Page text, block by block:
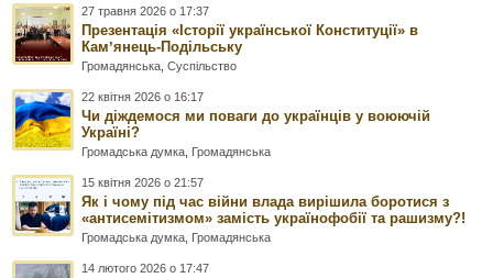
27 травня 2026 о 17:37
Презентація «Історії української Конституції» в
Камʼянець-Подільську
Громадянська ,Суспільство
22 квітня 2026 о 16:17
Чи діждемося ми поваги до українців у воюючій
Україні?
Громадська думка Громадянська
15 квітня 2026 о 21:57
Як і чому під час війни влада вирішила боротися з
«антисемітизмом» замість українофобії та рашизму?!
Громадська думка Громадянська
14 лютого 2026 о 17:47